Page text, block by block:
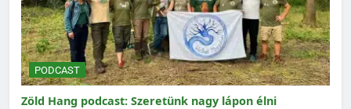
PODCAST
Zöld Hang podcast: Szeretünk nagy lápon élni